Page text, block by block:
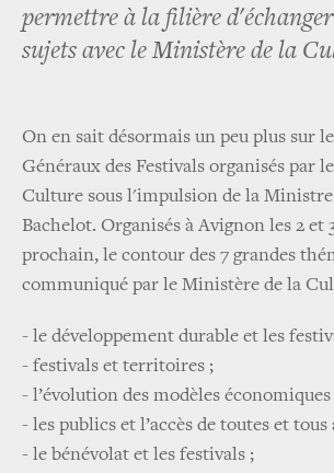
permettre à la filière
sujets avec le Ministère de la
On en sait désormais un peu plus sur
Généraux des Festivals organisés par
Culture sous l'impulsion de la Ministre
Bachelot. Organisés à Avignon les 2 et
prochain, le contour des 7 grandes
communiqué par le Ministère de la
- le développement durable et les
- festivals et territoires ;
- l’évolution des modèles économiques
- les publics et l’accès de toutes et
- le bénévolat et les festivals ;